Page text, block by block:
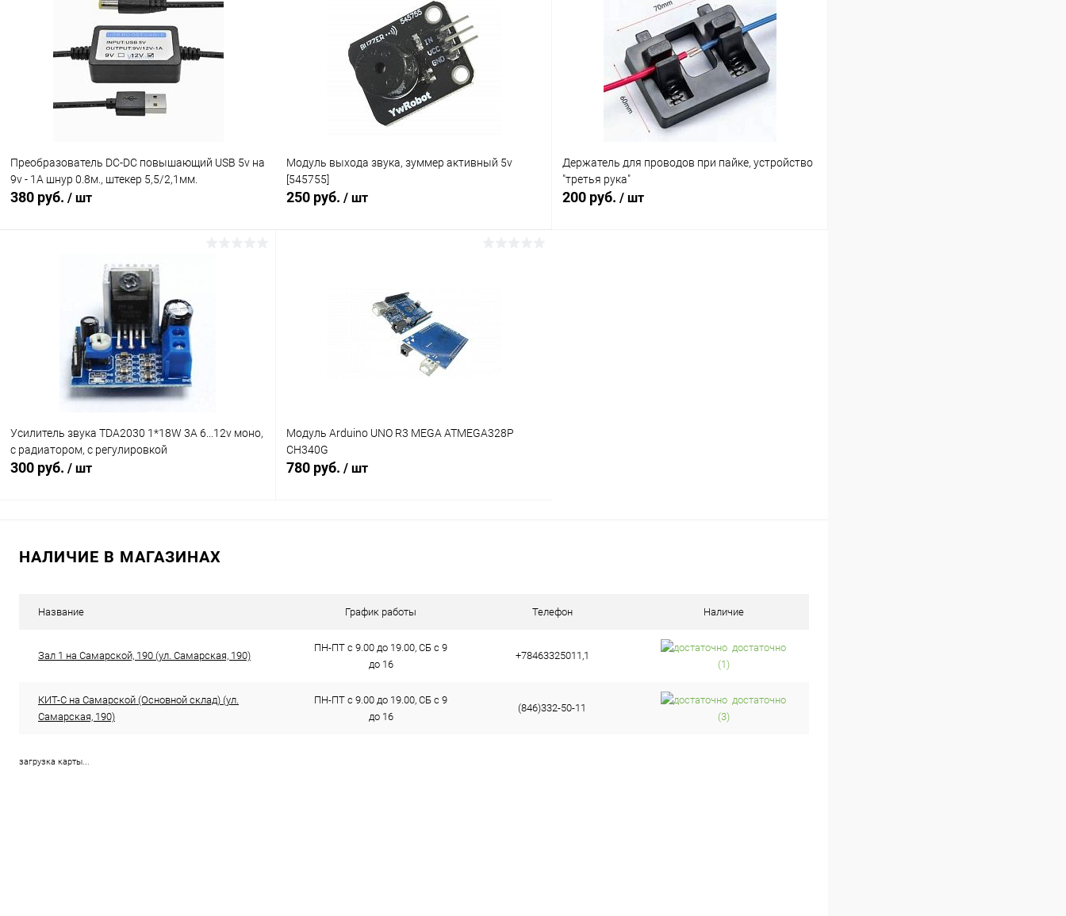
В избранное В наличии (34) В избранное В наличии (19)
Сравнение
В избранное В наличии (98)
Преобразователь DC-DC повышающий USB 5v на
9v - 1A шнур 0.8м., штекер 5,5/2,1мм.
380 руб. / шт
В корзину
В избранное В наличии (2)
Модуль выхода звука, зуммер активный 5v
[545755]
250 руб. / шт
В наличии (2)
Держатель для проводов при пайке, устройство
"третья рука"
200 руб. / шт
Усилитель звука TDA2030 1*18W 3A 6...12v моно,
с радиатором, с регулировкой
300 руб. / шт
Модуль Arduino UNO R3 MEGA ATMEGA328P
CH340G
780 руб. / шт
НАЛИЧИЕ В МАГАЗИНАХ
Название График работы Телефон Наличие
Зал 1 на Самарской, 190 (ул. Самарская, 190)
ПН-ПТ с 9.00 до 19.00, СБ с 9
до 16
+78463325011,1
достаточно
(1)
КИТ-С на Самарской (Основной склад) (ул.
Самарская, 190)
ПН-ПТ с 9.00 до 19.00, СБ с 9
до 16
(846)332-50-11
достаточно
(3)
загрузка карты...